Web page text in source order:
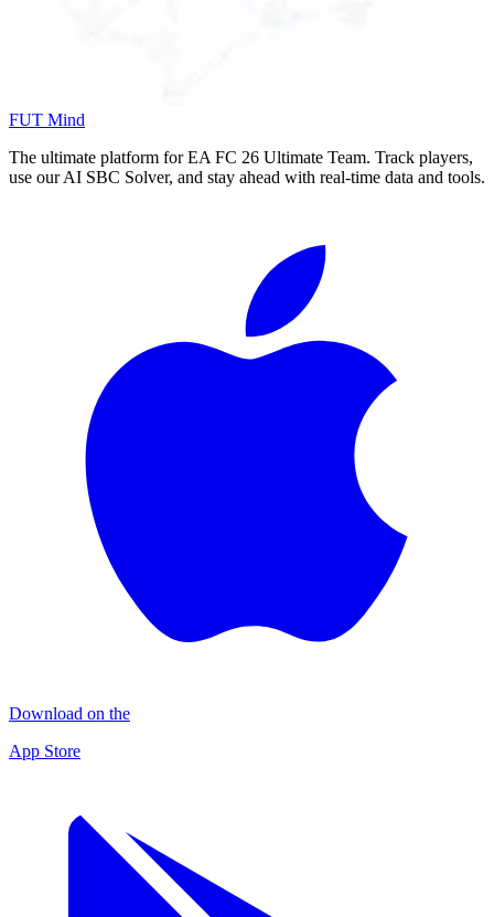
FUT Mind
The ultimate platform for EA FC 26 Ultimate Team. Track players,
use our AI SBC Solver, and stay ahead with real-time data and tools.
Download on the
App Store